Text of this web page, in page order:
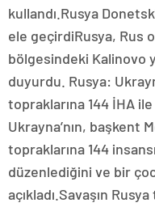
kullandı.Rusya
ele geçirdiRusya, Rus
bölgesindeki Kalinovo
duyurdu. Rusya:
topraklarına 144 İHA
Ukrayna’nın, başkent
topraklarına 144
düzenlediğini ve bir
açıkladı.Savaşın